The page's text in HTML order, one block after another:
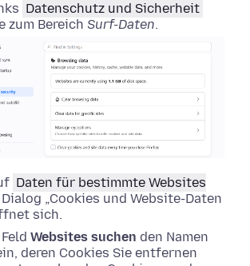
Datenschutz und Sicherheit
zum Bereich Surf-Daten.
Daten für bestimmte Websites
Dialog „Cookies und Website-Daten
sich.
Websites suchen den Namen
deren Cookies Sie entfernen